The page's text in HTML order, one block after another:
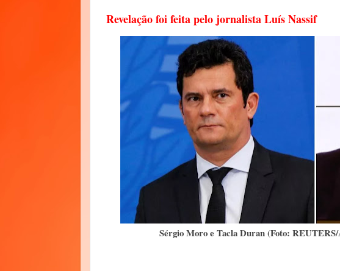
Revelação foi feita pelo jornalista Luís Nassif
Sérgio Moro e Tacla Duran (Foto: